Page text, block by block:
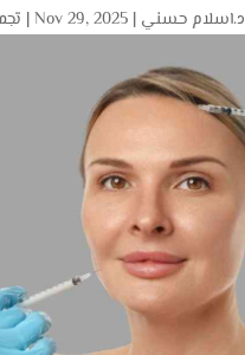
د.اسلام حسني |
Nov 29, 2025
|